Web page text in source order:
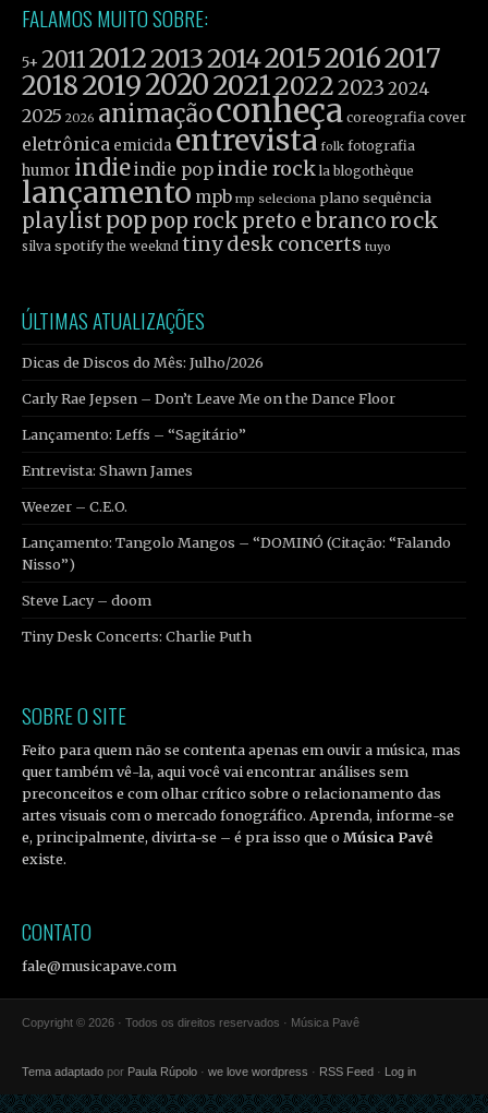
FALAMOS MUITO SOBRE:
5+ 2011201220132014201520162017
201820192020202120222023 2024
2025 2026 animaçãoconheça coreografia cover
eletrônica emicida entrevista folk fotografia
humor indieindie pop indie rock la blogothèque
lançamento mpb mp seleciona plano sequência
playlist poppop rock preto e branco rock
silva spotify the weeknd tiny desk concerts tuyo
ÚLTIMAS ATUALIZAÇÕES
Dicas de Discos do Mês: Julho/2026
Carly Rae Jepsen – Don’t Leave Me on the Dance Floor
Lançamento: Leffs – “Sagitário”
Entrevista: Shawn James
Weezer – C.E.O.
Lançamento: Tangolo Mangos – “DOMINÓ (Citação: “Falando
Nisso”)
Steve Lacy – doom
Tiny Desk Concerts: Charlie Puth
SOBRE O SITE
Feito para quem não se contenta apenas em ouvir a música, mas
quer também vê-la, aqui você vai encontrar análises sem
preconceitos e com olhar crítico sobre o relacionamento das
artes visuais com o mercado fonográfico. Aprenda, informe-se
e, principalmente, divirta-se – é pra isso que oMúsica Pavê
existe.
CONTATO
fale@musicapave.com
Copyright © 2026 · Todos os direitos reservados · Música Pavê
Tema adaptado por Paula Rúpolo · we love wordpress · RSS Feed · Log in